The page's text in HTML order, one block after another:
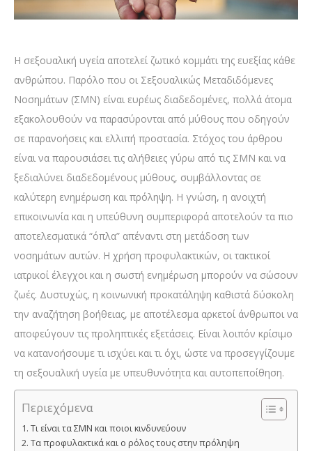
Η σεξουαλική υγεία αποτελεί ζωτικό κομμάτι της ευεξίας κάθε
ανθρώπου. Παρόλο που οι Σεξουαλικώς Μεταδιδόμενες
Νοσημάτων (ΣΜΝ) είναι ευρέως διαδεδομένες, πολλά άτομα
εξακολουθούν να παρασύρονται από μύθους που οδηγούν
σε παρανοήσεις και ελλιπή προστασία. Στόχος του άρθρου
είναι να παρουσιάσει τις αλήθειες γύρω από τις ΣΜΝ και να
ξεδιαλύνει διαδεδομένους μύθους, συμβάλλοντας σε
καλύτερη ενημέρωση και πρόληψη. Η γνώση, η ανοιχτή
επικοινωνία και η υπεύθυνη συμπεριφορά αποτελούν τα πιο
αποτελεσματικά “όπλα” απέναντι στη μετάδοση των
νοσημάτων αυτών. Η χρήση προφυλακτικών, οι τακτικοί
ιατρικοί έλεγχοι και η σωστή ενημέρωση μπορούν να σώσουν
ζωές. Δυστυχώς, η κοινωνική προκατάληψη καθιστά δύσκολη
την αναζήτηση βοήθειας, με αποτέλεσμα αρκετοί άνθρωποι να
αποφεύγουν τις προληπτικές εξετάσεις. Είναι λοιπόν κρίσιμο
να κατανοήσουμε τι ισχύει και τι όχι, ώστε να προσεγγίζουμε
τη σεξουαλική υγεία με υπευθυνότητα και αυτοπεποίθηση.
Περιεχόμενα
Τι είναι τα ΣΜΝ και ποιοι κινδυνεύουν
Τα προφυλακτικά και ο ρόλος τους στην πρόληψη